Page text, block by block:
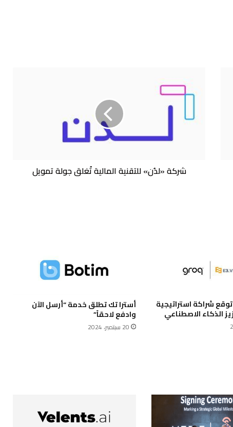
للتقنية
تُغلق
شركة «لدُن» للتقنية المالية تُغلق جولة تمويل
E3.Ventures توقع شراكة استراتيجية أسترا تك تطلق خدمة “أرسل الآن
وادفع لاحقاً”
20 سبتمبر، 2024